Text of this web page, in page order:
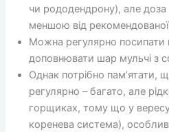
чи рододендрону), але доза
меншою від
Можна регулярно посипати
доповнювати шар мульчі з
Однак потрібно пам’ятати,
регулярно – багато, але
горщиках, тому що у
коренева система),